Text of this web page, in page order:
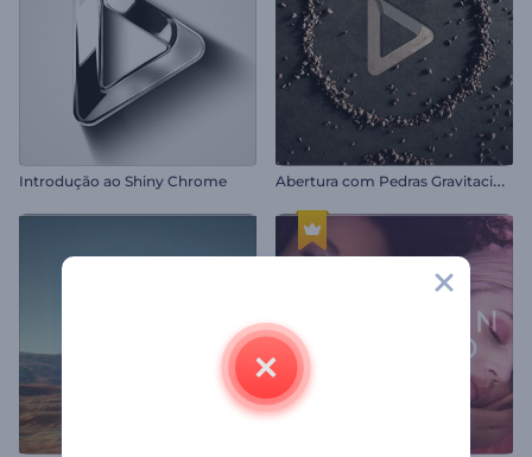
Introdução ao Shiny Chrome A
bertura com Pedras Gravitacionais